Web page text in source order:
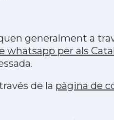
generalment a
per als
de la pàgina de